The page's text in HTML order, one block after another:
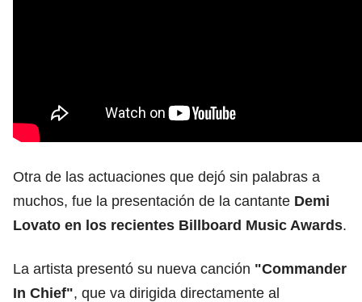
Otra de las actuaciones que dejó sin palabras a
muchos, fue la presentación de la cantante Demi
Lovato en los recientes Billboard Music Awards.
La artista presentó su nueva canción "Commander
In Chief", que va dirigida directamente al